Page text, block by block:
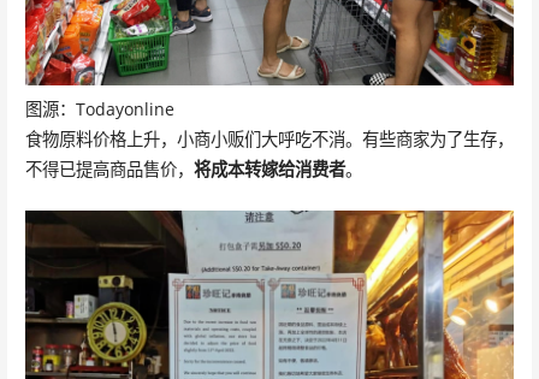
图源：Todayonline
食物原料价格上升，小商小贩们大呼吃不消。有些商家为了生存，
不得已提高商品售价， 将成本转嫁给消费者。